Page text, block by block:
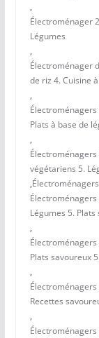
,
Électroménager
Légumes
,
Électroménager
de riz 4. Cuisine
,
Plats à base de
,
Électroménagers
végétariens 5.
,
Légumes 5.
,
Plats savoureux
,
Recettes
,
Électroménagers